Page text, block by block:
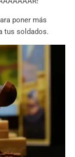
poner más
tus soldados.